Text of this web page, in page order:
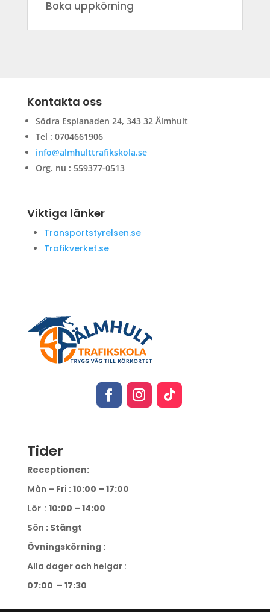
Boka uppkörning
Kontakta oss
Södra Esplanaden 24, 343 32 Älmhult
Tel : 0704661906
info@almhulttrafikskola.se
Org. nu : 559377-0513
Viktiga länker
Transportstyrelsen.se
Trafikverket.se
Tider
Receptionen:
Mån – Fri : 10:00 – 17:00
Lör : 10:00 – 14:00
Sön : Stängt
Övningskörning :
Alla dager och helgar :
07:00 – 17:30